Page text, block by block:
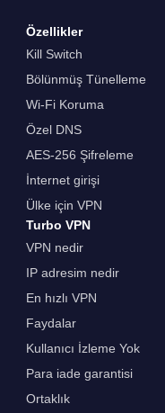
Özellikler
Kill Switch
Bölünmüş Tünelleme
Wi-Fi Koruma
Özel DNS
AES-256 Şifreleme
İnternet girişi
Ülke için VPN
Turbo VPN
VPN nedir
IP adresim nedir
En hızlı VPN
Faydalar
Kullanıcı İzleme Yok
Para iade garantisi
Ortaklık